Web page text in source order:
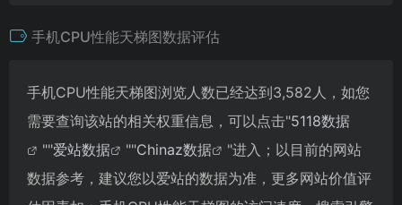
手机CPU性能天梯图数据评估
手机CPU性能天梯图浏览人数已经达到3,582人，如您
需要查询该站的相关权重信息，可以点击"5118数据
""爱站数据 ""Chinaz数据
"进入；以目前的网站
数据参考，建议您以爱站的数据为准，更多网站价值评